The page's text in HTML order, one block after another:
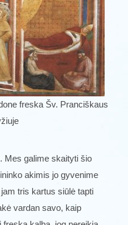
freska Šv. Pranciškaus
Mes galime skaityti šio
akimis jo gyvenime
tris kartus siūlė tapti
vardan savo, kaip